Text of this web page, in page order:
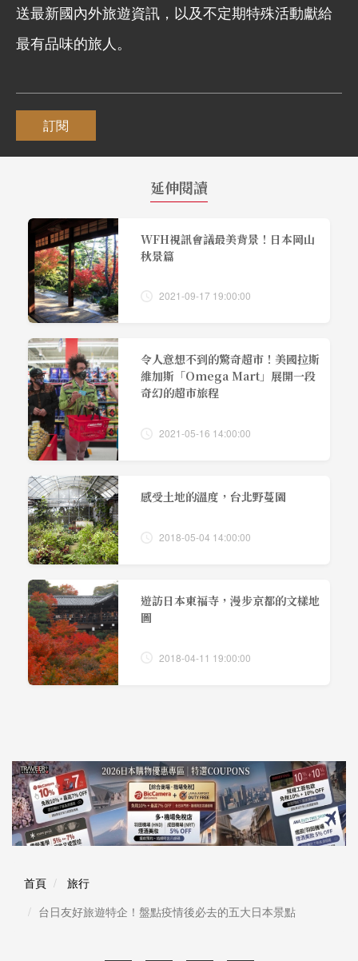
送最新國內外旅遊資訊，以及不定期特殊活動獻給
最有品味的旅人。
訂閱
延伸閱讀
WFH視訊會議最美背景！日本岡山
秋景篇
2021-09-17 19:00:00
令人意想不到的驚奇超市！美國拉斯
維加斯「Omega Mart」展開一段
奇幻的超市旅程
2021-05-16 14:00:00
感受土地的溫度，台北野蔓園
2018-05-04 14:00:00
遊訪日本東福寺，漫步京都的文樣地
圖
2018-04-11 19:00:00
首頁
旅行
台日友好旅遊特企！盤點疫情後必去的五大日本景點